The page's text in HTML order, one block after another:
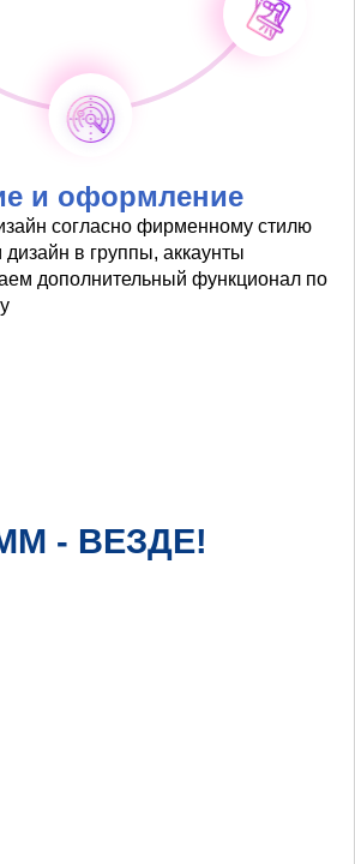
и оформление
согласно фирменному стилю
в группы, аккаунты
дополнительный функционал по
- ВЕЗДЕ!